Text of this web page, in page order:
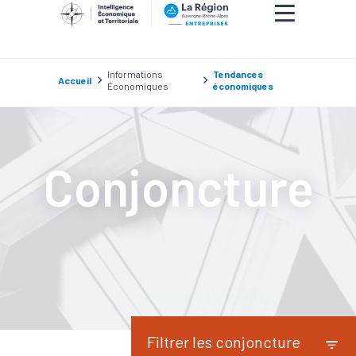
Accueil
Informations
Économiques
Tendances
économiques
Conjoncture
Filtrer les conjoncture